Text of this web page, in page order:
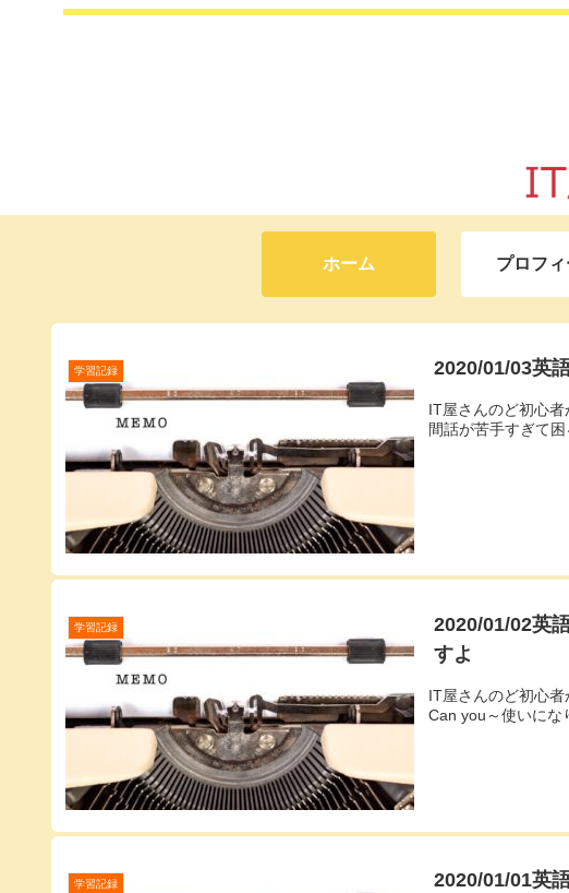
ホーム プロフ
学習記録 2020/01/03英
IT屋さんのど初心
間話が苦手すぎて困
学習記録
2020/01/02英
すよ
IT屋さんのど初心
Can you～使いにな
学習記録
2020/01/01英